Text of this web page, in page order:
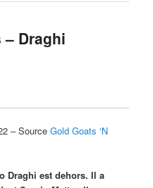
Draghi
– SourceGold Goats ‘N
Draghi est dehors. Il a